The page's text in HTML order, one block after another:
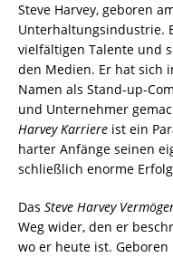
Steve Harvey, geboren
Unterhaltungsindustrie.
vielfältigen Talente und
den Medien. Er hat sich
Namen als Stand-up-
und Unternehmer
Harvey Karriere ist ein
harter Anfänge seinen
schließlich enorme
Das Steve Harvey
Weg wider, den er
wo er heute ist.